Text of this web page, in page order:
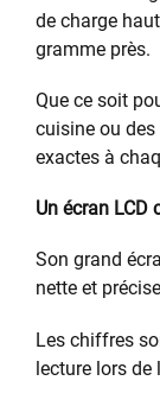
de charge
gramme près.
Que ce soit
cuisine ou
exactes à
Un écran LCD
Son grand
nette et
Les chiffres
lecture lors de